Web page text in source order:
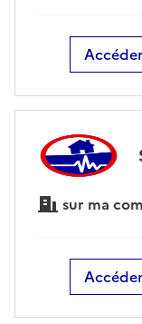
sur ma